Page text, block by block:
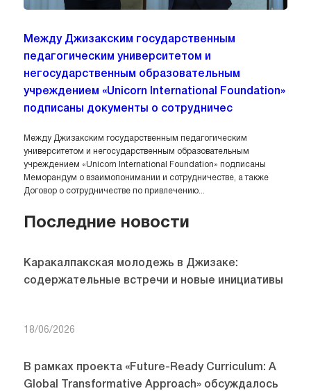
Между Джизакским государственным
педагогическим университетом и
негосударственным образовательным
учреждением «Unicorn International Foundation»
подписаны документы о сотрудничес
Между Джизакским государственным педагогическим
университетом и негосударственным образовательным
учреждением «Unicorn International Foundation» подписаны
Меморандум о взаимопонимании и сотрудничестве, а также
Договор о сотрудничестве по привлечению...
Последние новости
Каракалпакская молодежь в Джизаке:
содержательные встречи и новые инициативы
18/06/2026
В рамках проекта «Future-Ready Curriculum: A
Global Transformative Approach» обсуждалось